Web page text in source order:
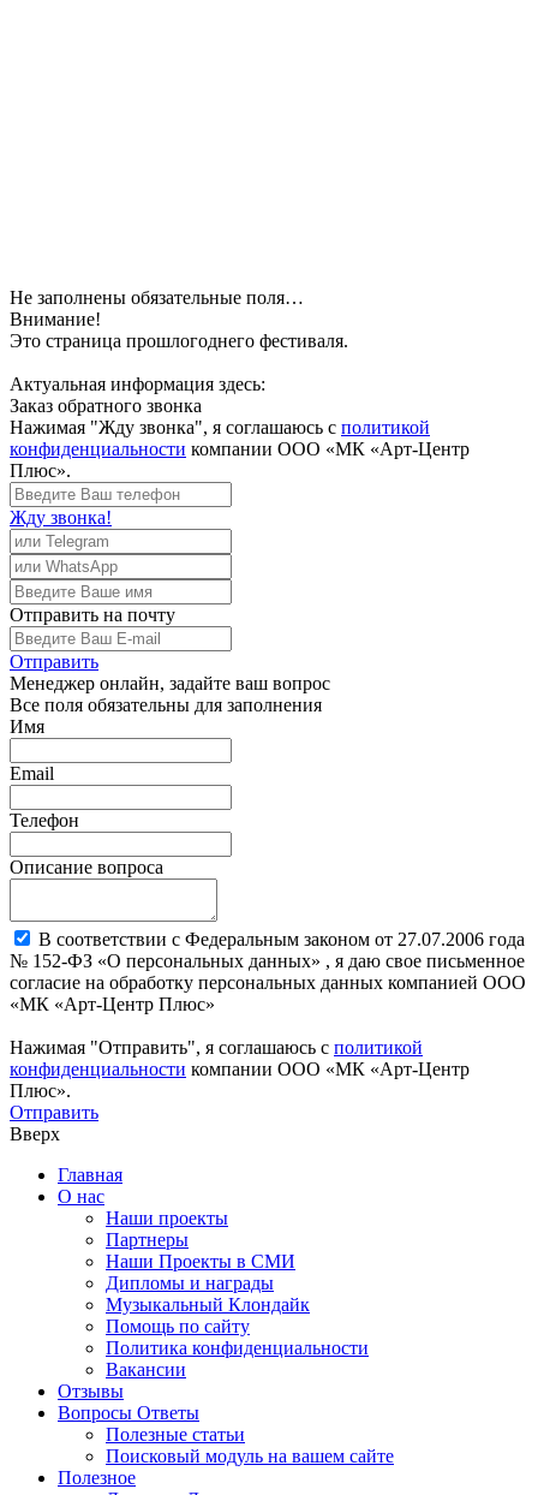
Не заполнены обязательные поля…
Внимание!
Это страница прошлогоднего фестиваля.
Актуальная информация здесь:
Заказ обратного звонка
Нажимая "Жду звонка", я соглашаюсь с политикой
конфиденциальности компании ООО «МК «Арт-Центр
Плюс».
Жду звонка!
Отправить на почту
Отправить
Менеджер онлайн, задайте ваш вопрос
Все поля обязательны для заполнения
Имя
Email
Телефон
Описание вопроса
В соответствии с Федеральным законом от 27.07.2006 года
№ 152-ФЗ «О персональных данных» , я даю свое письменное
согласие на обработку персональных данных компанией ООО
«МК «Арт-Центр Плюс»
Нажимая "Отправить", я соглашаюсь с политикой
конфиденциальности компании ООО «МК «Арт-Центр
Плюс».
Отправить
Вверх
Главная
О нас
Наши проекты
Партнеры
Наши Проекты в СМИ
Дипломы и награды
Музыкальный Клондайк
Помощь по сайту
Политика конфиденциальности
Вакансии
Отзывы
Вопросы Ответы
Полезные статьи
Поисковый модуль на вашем сайте
Полезное